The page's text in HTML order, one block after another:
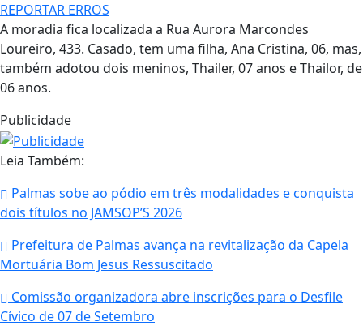
REPORTAR ERROS
A moradia fica localizada a Rua Aurora Marcondes
Loureiro, 433. Casado, tem uma filha, Ana Cristina, 06, mas,
também adotou dois meninos, Thailer, 07 anos e Thailor, de
06 anos.
Publicidade
Leia Também:
Palmas sobe ao pódio em três modalidades e conquista
dois títulos no JAMSOP’S 2026
Prefeitura de Palmas avança na revitalização da Capela
Mortuária Bom Jesus Ressuscitado
Comissão organizadora abre inscrições para o Desfile
Cívico de 07 de Setembro